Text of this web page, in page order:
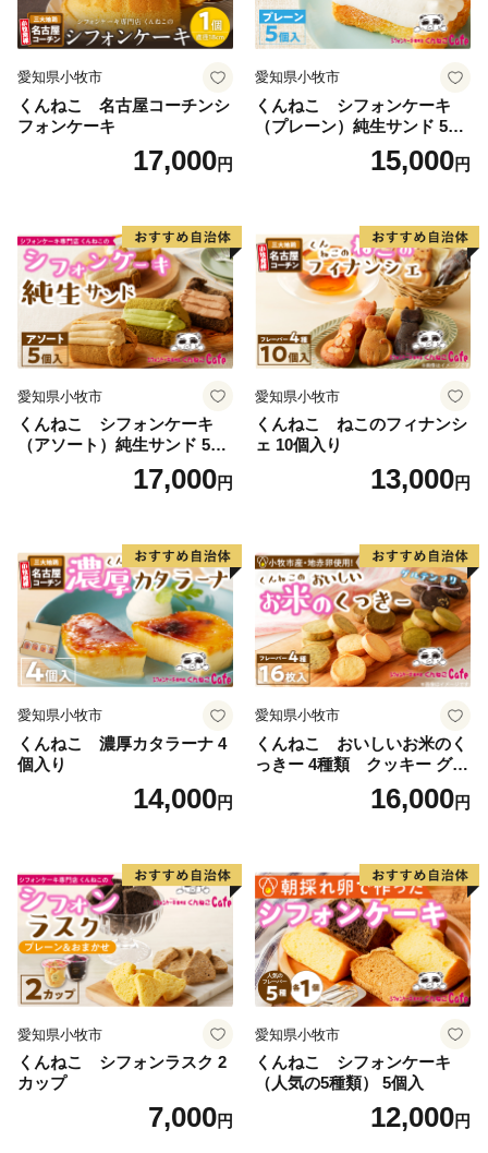
愛知県小牧市
くんねこ 名古屋コーチンシ
フォンケーキ
17,000円
愛知県小牧市
くんねこ シフォンケーキ
（プレーン）純生サンド 5個
15,000円
愛知県小牧市
くんねこ シフォンケーキ
（アソート）純生サンド 5個
17,000円
愛知県小牧市
くんねこ ねこのフィナンシ
ェ 10個入り
13,000円
愛知県小牧市
くんねこ 濃厚カタラーナ 4
個入り
14,000円
愛知県小牧市
くんねこ おいしいお米のく
っきー 4種類 クッキー グル
16,000円
愛知県小牧市
くんねこ シフォンラスク 2
カップ
7,000円
愛知県小牧市
くんねこ シフォンケーキ
（人気の5種類） 5個入
12,000円